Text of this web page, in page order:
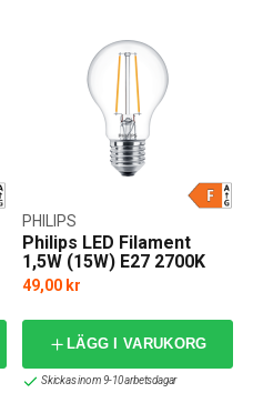
Philips LED Filament
1,5W (15W) E27 2700K
PHILIPS
49,00 kr
LÄGG I VARUKORG
Skickas inom 9-10 arbetsdagar